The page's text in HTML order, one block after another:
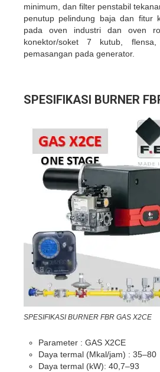
minimum, dan filter penstabil
penutup pelindung baja dan fitur
pada oven industri dan oven
konektor/soket 7 kutub,
pemasangan pada generator.
SPESIFIKASI BURNER
SPESIFIKASI BURNER FBR GAS X2CE
Parameter : GAS X2CE
Daya termal (Mkal/jam) : 35–80
Daya termal (kW): 40,7–93